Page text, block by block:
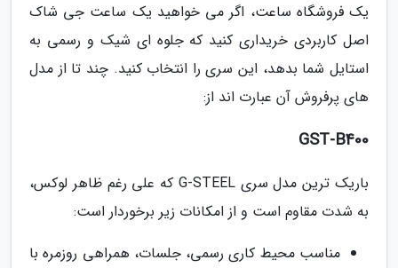
یک فروشگاه ساعت، اگر می خواهید یک ساعت جی شاک
اصل کاربردی خریداری کنید که جلوه ای شیک و رسمی به
استایل شما بدهد، این سری را انتخاب کنید. چند تا از مدل
های پرفروش آن عبارت اند از:
GST-B400
باریک ترین مدل سری G-STEEL که علی رغم ظاهر لوکس،
به شدت مقاوم است و از امکانات زیر برخوردار است:
مناسب محیط کاری رسمی، جلسات، همراهی روزمره با